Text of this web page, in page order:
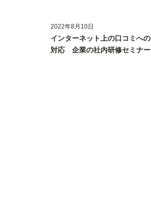
2022年8月10日
インターネット上の口コミへの
対応 企業の社内研修セミナー